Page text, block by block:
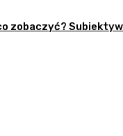
zobaczyć?